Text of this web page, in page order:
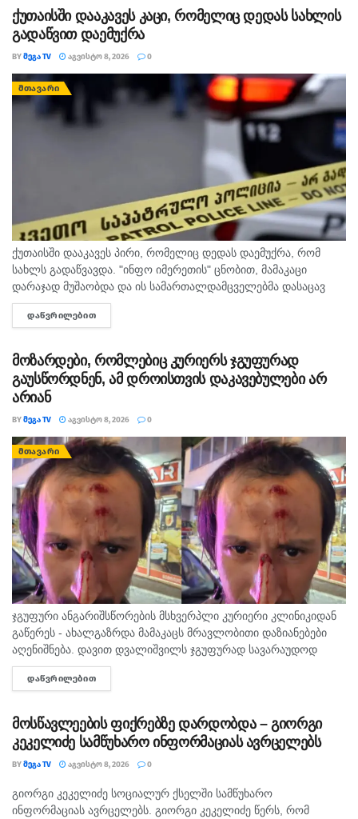
ქუთაისში დააკავეს კაცი, რომელიც დედას სახლის
გადაწვით დაემუქრა
BYᲛᲔᲒᲐ TV ᲐᲒᲕᲘᲡᲢᲝ 8, 2026 0
ᲛᲗᲐᲕᲐᲠᲘ
ქუთაისში დააკავეს პირი, რომელიც დედას დაემუქრა, რომ
სახლს გადაწვავდა. "ინფო იმერეთის" ცნობით, მამაკაცი
დარაჯად მუშაობდა და ის სამართალდამცველებმა დასაცავ
ობიექტზე აიყვანეს. შსს-ს ინფორმაციით, დაკავებულს
სისხლის სამართლის კოდექსის 11 პრიმა...
ᲓᲐᲬᲕᲠᲘᲚᲔᲑᲘᲗ
მოზარდები, რომლებიც კურიერს ჯგუფურად
გაუსწორდნენ, ამ დროისთვის დაკავებულები არ
არიან
BYᲛᲔᲒᲐ TV ᲐᲒᲕᲘᲡᲢᲝ 8, 2026 0
ᲛᲗᲐᲕᲐᲠᲘ
ჯგუფური ანგარიშსწორების მსხვერპლი კურიერი კლინიკიდან
გაწერეს - ახალგაზრდა მამაკაცს მრავლობითი დაზიანებები
აღენიშნება. დავით დვალიშვილს ჯგუფურად სავარაუდოდ
ხუთამდე მოზარდი გუშინ გაუსწორდა. ჯერ-ჯერობით
თავდამსხმელების დაკავების შესახებ ინფორმაცია არ
სამეთვალყურეო...
ᲓᲐᲬᲕᲠᲘᲚᲔᲑᲘᲗ
მოსწავლეების ფიქრებზე დარდობდა – გიორგი
კეკელიძე სამწუხარო ინფორმაციას ავრცელებს
BYᲛᲔᲒᲐ TV ᲐᲒᲕᲘᲡᲢᲝ 8, 2026 0
ᲛᲗᲐᲕᲐᲠᲘ
გიორგი კეკელიძე სოციალურ ქსელში სამწუხარო
ინფორმაციას ავრცელებს. გიორგი კეკელიძე წერს, რომ